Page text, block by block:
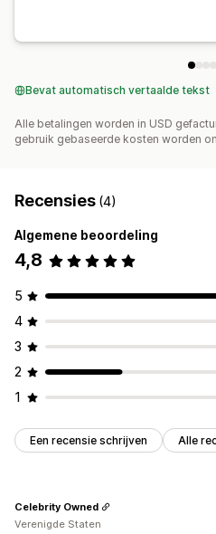
Bevat automatisch vertaalde tekst
Alle betalingen worden in USD
gebruik gebaseerde kosten worden
Recensies (4)
Algemene beoordeling
4,8
5
4
3
2
1
Een recensie schrijven Alle
Celebrity Owned
Verenigde Staten